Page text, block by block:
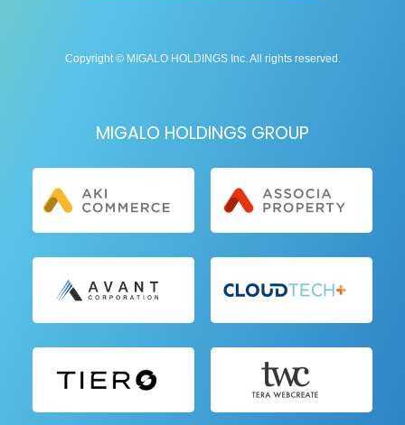
Copyright © MIGALO HOLDINGS Inc. All rights reserved.
MIGALO HOLDINGS GROUP